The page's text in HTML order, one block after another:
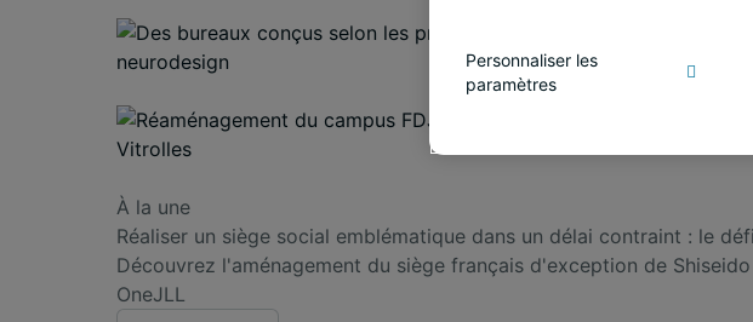
À la une
Réaliser un siège social emblématique dans un délai contraint : le
Découvrez l'aménagement du siège français d'exception de
OneJLL
Personnaliser les
paramètres